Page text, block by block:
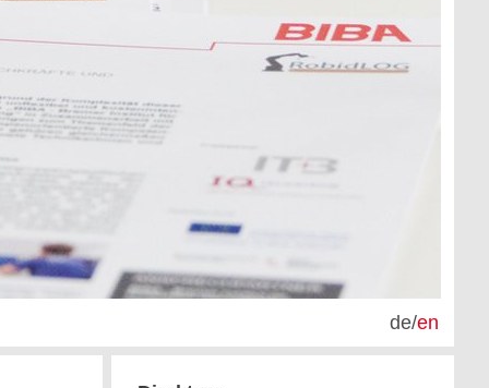
de/en